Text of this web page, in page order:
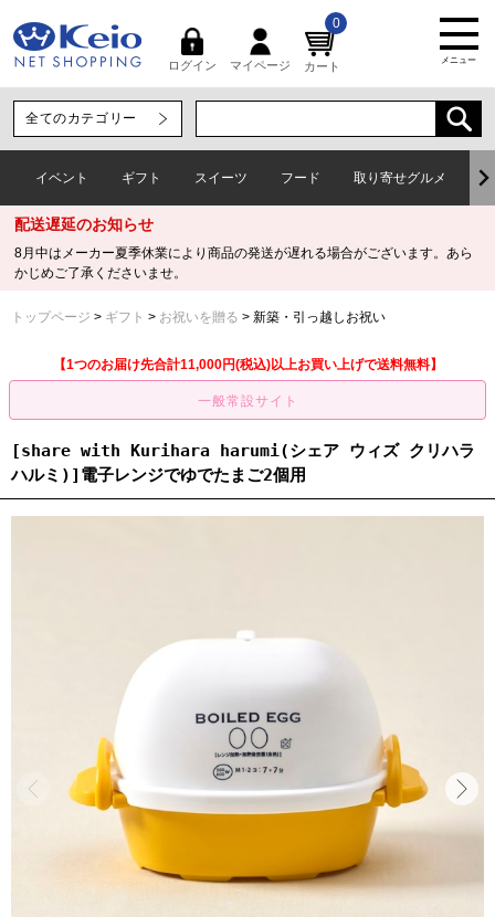
ログイン マイページ カート
0
メニュー
イベント ギフト スイーツ フード 取り寄せグルメ
配送遅延のお知らせ
8月中はメーカー夏季休業により商品の発送が遅れる場合がございます。あら
かじめご了承くださいませ。
トップページ ギフト お祝いを贈る 新築・引っ越しお祝い
【1つのお届け先合計11,000円(税込)以上お買い上げで送料無料】
[share with Kurihara harumi(シェア ウィズ クリハラ
ハルミ)]電子レンジでゆでたまご2個用